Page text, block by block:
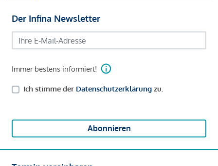
Der Infina Newsletter
Immer bestens informiert!
Ich stimme der Datenschutzerklärung zu.
Abonnieren